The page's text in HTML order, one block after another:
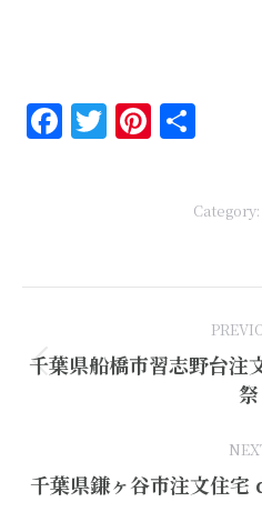
Facebook
Twitter
Category:
千葉県船橋市習志野台
祭
千葉県鎌ヶ谷市注文住